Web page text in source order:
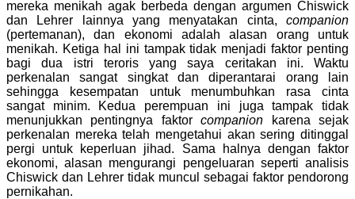
mereka menikah agak berbeda dengan argumen Chiswick
dan Lehrer lainnya yang menyatakan cinta, companion
(pertemanan), dan ekonomi adalah alasan orang untuk
menikah. Ketiga hal ini tampak tidak menjadi faktor penting
bagi dua istri teroris yang saya ceritakan ini. Waktu
perkenalan sangat singkat dan diperantarai orang lain
sehingga kesempatan untuk menumbuhkan rasa cinta
sangat minim. Kedua perempuan ini juga tampak tidak
menunjukkan pentingnya faktorcompanion karena sejak
perkenalan mereka telah mengetahui akan sering ditinggal
pergi untuk keperluan jihad. Sama halnya dengan faktor
ekonomi, alasan mengurangi pengeluaran seperti analisis
Chiswick dan Lehrer tidak muncul sebagai faktor pendorong
pernikahan.